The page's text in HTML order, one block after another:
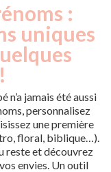
:
uniques
jamais été aussi
personnalisez
une première
floral, biblique…).
reste et découvrez
envies. Un outil